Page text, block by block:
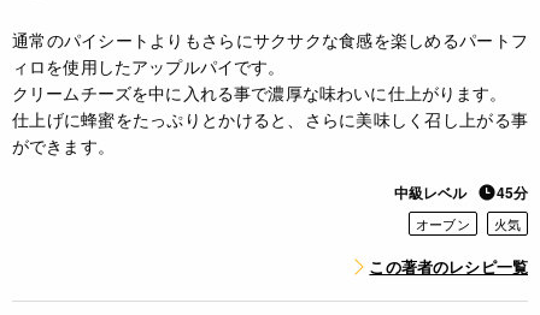
通常のパイシートよりもさらにサクサクな食感を楽しめるパートフ
ィロを使用したアップルパイです。
クリームチーズを中に入れる事で濃厚な味わいに仕上がります。
仕上げに蜂蜜をたっぷりとかけると、さらに美味しく召し上がる事
ができます。
中級レベル 45分
オーブン 火気
この著者のレシピ一覧